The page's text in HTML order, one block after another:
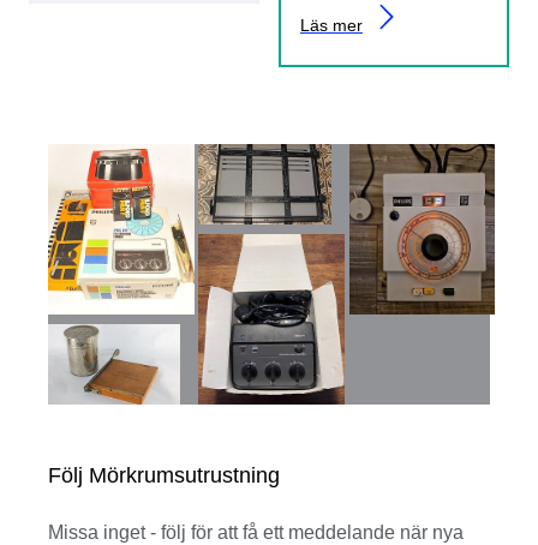
Läs mer
Följ Mörkrumsutrustning
Missa inget - följ för att få ett meddelande när nya